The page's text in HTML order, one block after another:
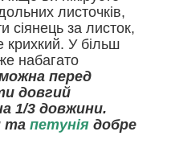
листочків,
сіянець за листок,
крихкий. У більш
набагато
перед
довгий
1/3 довжини.
та петунія добре